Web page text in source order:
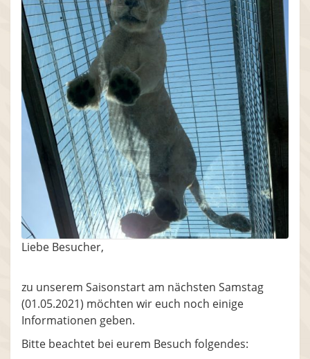
Liebe Besucher,
zu unserem Saisonstart am nächsten Samstag
(01.05.2021) möchten wir euch noch einige
Informationen geben.
Bitte beachtet bei eurem Besuch folgendes: